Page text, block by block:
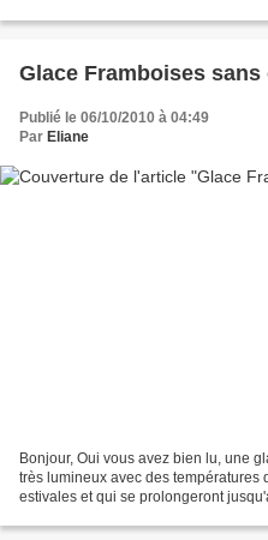
Glace Framboises sans
Publié le 06/10/2010 à 04:49
Par Eliane
Bonjour, Oui vous avez bien lu, une
très lumineux avec des températures
estivales et qui se prolongeront